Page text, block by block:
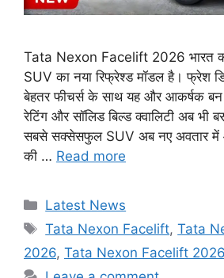
Tata Nexon Facelift 2026 भारत
SUV का नया रिफ्रेश्ड मॉडल है। फ्रेश
बेहतर फीचर्स के साथ यह और आकर्षक बन
रेटिंग और सॉलिड बिल्ड क्वालिटी अब भी
सबसे सक्सेसफुल SUV अब नए अवतार
की … Read more
Categories
Latest News
Tags
Tata Nexon Facelift,Tata
2026, Tata Nexon Facelift